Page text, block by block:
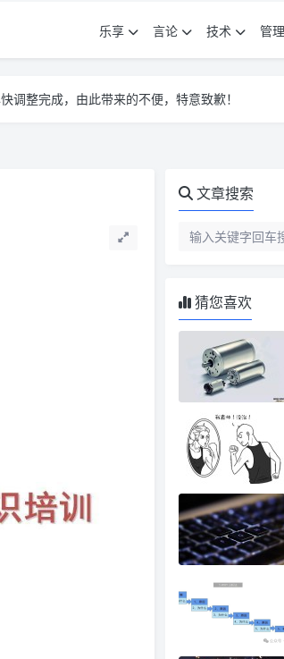
乐享 言论 技术 管理
调整完成，由此带来的不便，特意致歉！
整完成，由此带来的不便，特意致歉！
文章搜索
猜您喜欢